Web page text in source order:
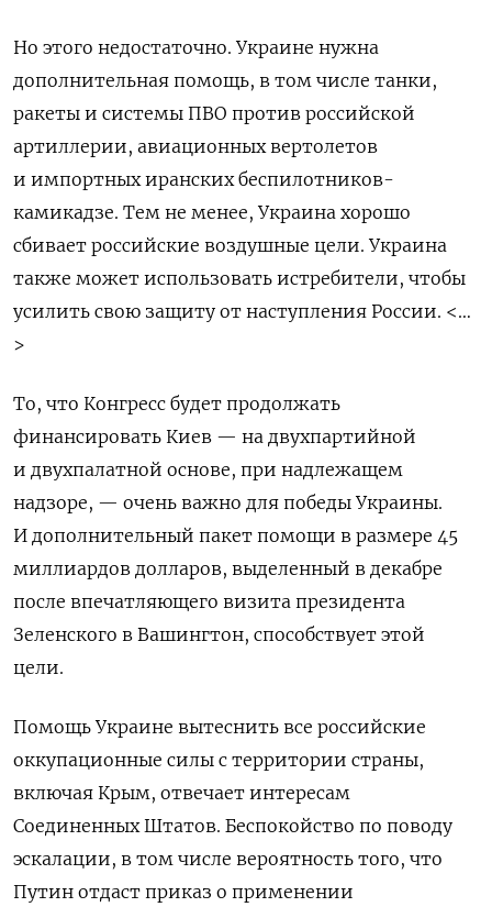
Но этого недостаточно. Украине нужна
дополнительная помощь, в том числе танки,
ракеты и системы ПВО против российской
артиллерии, авиационных вертолетов
и импортных иранских беспилотников-
камикадзе. Тем не менее, Украина хорошо
сбивает российские воздушные цели. Украина
также может использовать истребители, чтобы
усилить свою защиту от наступления России. <…
>
То, что Конгресс будет продолжать
финансировать Киев — на двухпартийной
и двухпалатной основе, при надлежащем
надзоре, — очень важно для победы Украины.
И дополнительный пакет помощи в размере 45
миллиардов долларов, выделенный в декабре
после впечатляющего визита президента
Зеленского в Вашингтон, способствует этой
цели.
Помощь Украине вытеснить все российские
оккупационные силы с территории страны,
включая Крым, отвечает интересам
Соединенных Штатов. Беспокойство по поводу
эскалации, в том числе вероятность того, что
Путин отдаст приказ о применении